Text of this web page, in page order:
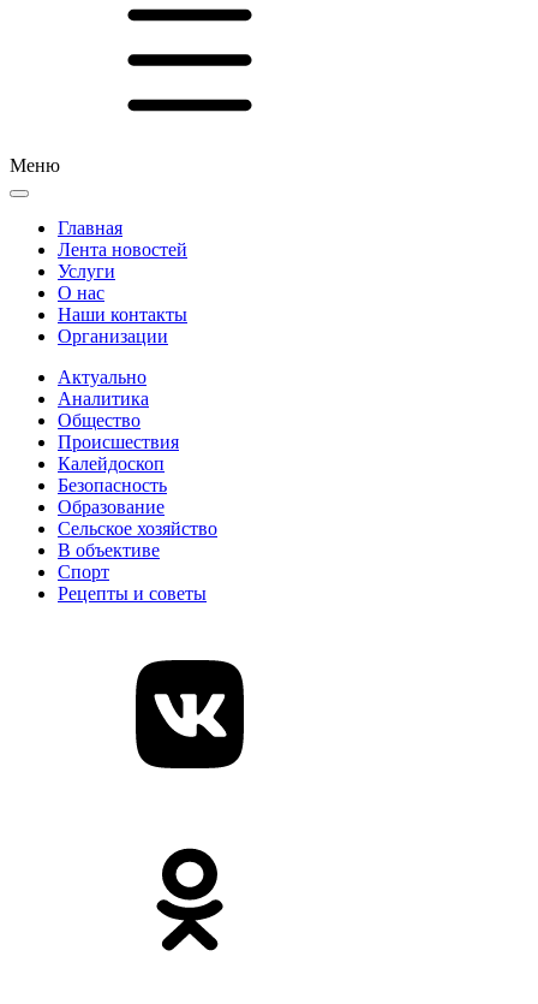
Меню
Главная
Лента новостей
Услуги
О нас
Наши контакты
Организации
Актуально
Аналитика
Общество
Происшествия
Калейдоскоп
Безопасность
Образование
Сельское хозяйство
В объективе
Спорт
Рецепты и советы